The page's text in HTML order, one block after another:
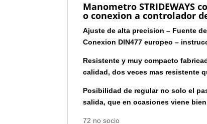
Manometro
o conexion a controlador
Ajuste de alta precision – Fuente
Conexion DIN477 europeo –
Resistente y muy compacto
calidad, dos veces mas resistente
Posibilidad de regular no solo el
salida, que en ocasiones viene
72 no socio